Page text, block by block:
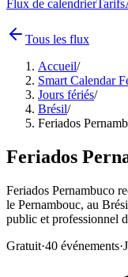
Flux de calendrierTarifs
Tous les flux
Accueil/
Smart Calendar
Jours fériés/
Brésil/
Feriados
Feriados
Feriados Pernambuco
le Pernambouc, au
public et professionnel
Gratuit·40 événements·